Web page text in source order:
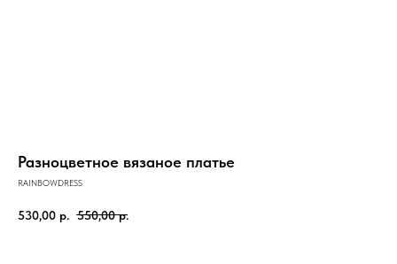
Разноцветное вязаное платье
RAINBOWDRESS
530,00 р. 550,00 р.